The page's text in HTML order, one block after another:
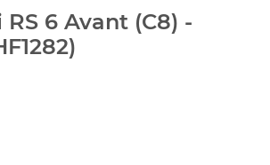
6 Avant (C8) -